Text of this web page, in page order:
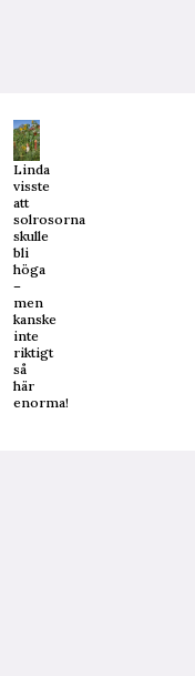
Linda
visste
att
solrosorna
skulle
bli
höga
–
men
kanske
inte
riktigt
så
här
enorma!